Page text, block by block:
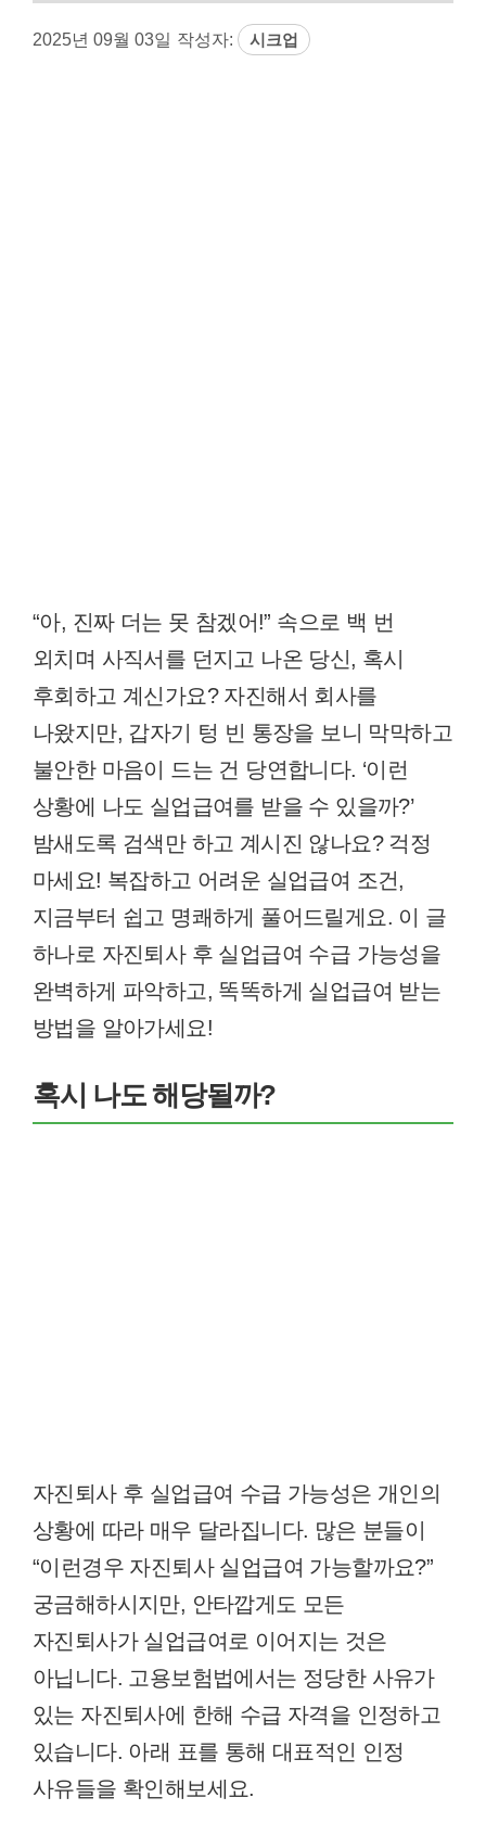
2025년 09월 03일 작성자: 시크업
“아, 진짜 더는 못 참겠어!” 속으로 백 번
외치며 사직서를 던지고 나온 당신, 혹시
후회하고 계신가요? 자진해서 회사를
나왔지만, 갑자기 텅 빈 통장을 보니 막막하고
불안한 마음이 드는 건 당연합니다. ‘이런
상황에 나도 실업급여를 받을 수 있을까?’
밤새도록 검색만 하고 계시진 않나요? 걱정
마세요! 복잡하고 어려운 실업급여 조건,
지금부터 쉽고 명쾌하게 풀어드릴게요. 이 글
하나로 자진퇴사 후 실업급여 수급 가능성을
완벽하게 파악하고, 똑똑하게 실업급여 받는
방법을 알아가세요!
혹시 나도 해당될까?
자진퇴사 후 실업급여 수급 가능성은 개인의
상황에 따라 매우 달라집니다. 많은 분들이
“이런경우 자진퇴사 실업급여 가능할까요?”
궁금해하시지만, 안타깝게도 모든
자진퇴사가 실업급여로 이어지는 것은
아닙니다. 고용보험법에서는 정당한 사유가
있는 자진퇴사에 한해 수급 자격을 인정하고
있습니다. 아래 표를 통해 대표적인 인정
사유들을 확인해보세요.